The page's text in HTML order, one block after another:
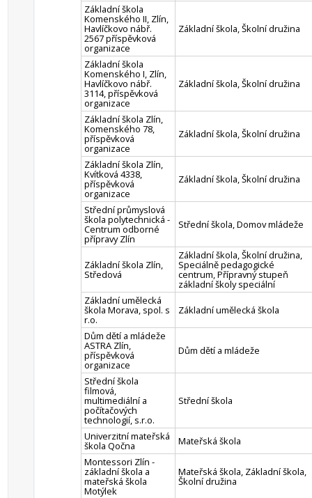
Základní škola
Komenského II, Zlín,
Havlíčkovo nábř.
2567 příspěvková
organizace
Základní škola, Školní družina
Základní škola
Komenského I, Zlín,
Havlíčkovo nábř.
3114, příspěvková
organizace
Základní škola, Školní družina
Základní škola Zlín,
Komenského 78,
příspěvková
organizace
Základní škola, Školní družina
Základní škola Zlín,
Kvítková 4338,
příspěvková
organizace
Základní škola, Školní družina
Střední průmyslová
škola polytechnická -
Centrum odborné
přípravy Zlín
Střední škola, Domov mládeže
Základní škola Zlín,
Středová
Základní škola, Školní družina,
Speciálně pedagogické
centrum, Přípravný stupeň
základní školy speciální
Základní umělecká
škola Morava, spol. s
r.o.
Základní umělecká škola
Dům dětí a mládeže
ASTRA Zlín,
příspěvková
organizace
Dům dětí a mládeže
Střední škola
filmová,
multimediální a
počítačových
technologií, s.r.o.
Střední škola
Univerzitní mateřská
škola Qočna
Mateřská škola
Montessori Zlín -
základní škola a
mateřská škola
Motýlek
Mateřská škola, Základní škola,
Školní družina